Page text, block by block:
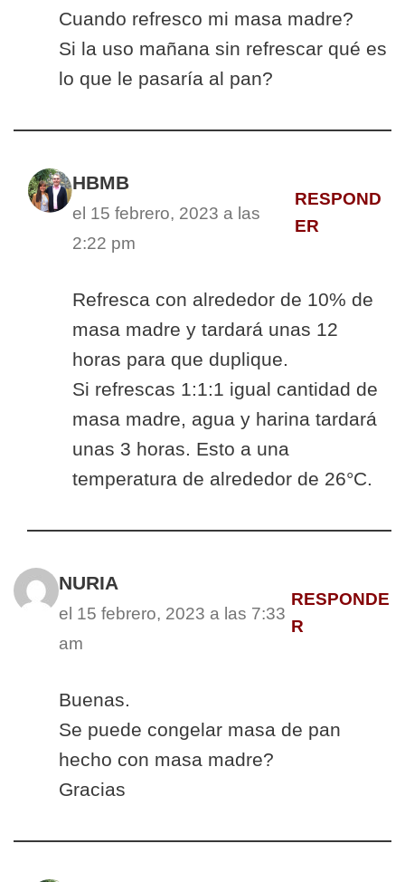
Cuando refresco mi masa madre?
Si la uso mañana sin refrescar qué es
lo que le pasaría al pan?
HBMB
el 15 febrero, 2023 a las
2:22 pm
RESPOND
ER
Refresca con alrededor de 10% de
masa madre y tardará unas 12
horas para que duplique.
Si refrescas 1:1:1 igual cantidad de
masa madre, agua y harina tardará
unas 3 horas. Esto a una
temperatura de alrededor de 26°C.
NURIA
el 15 febrero, 2023 a las 7:33
am
RESPONDE
R
Buenas.
Se puede congelar masa de pan
hecho con masa madre?
Gracias